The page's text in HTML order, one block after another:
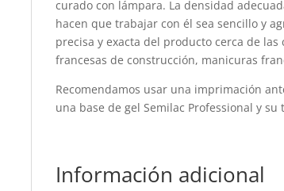
curado con lámpara. La densidad
hacen que trabajar con él sea sencillo y
precisa y exacta del producto cerca de
francesas de construcción, manicuras
Recomendamos usar una imprimación
una base de gel Semilac Professional y
Información adicional